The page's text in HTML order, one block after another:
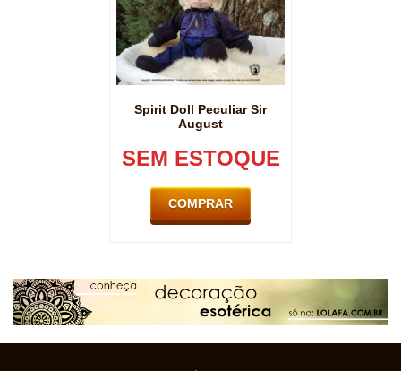
Spirit Doll Peculiar Sir
August
SEM ESTOQUE
COMPRAR